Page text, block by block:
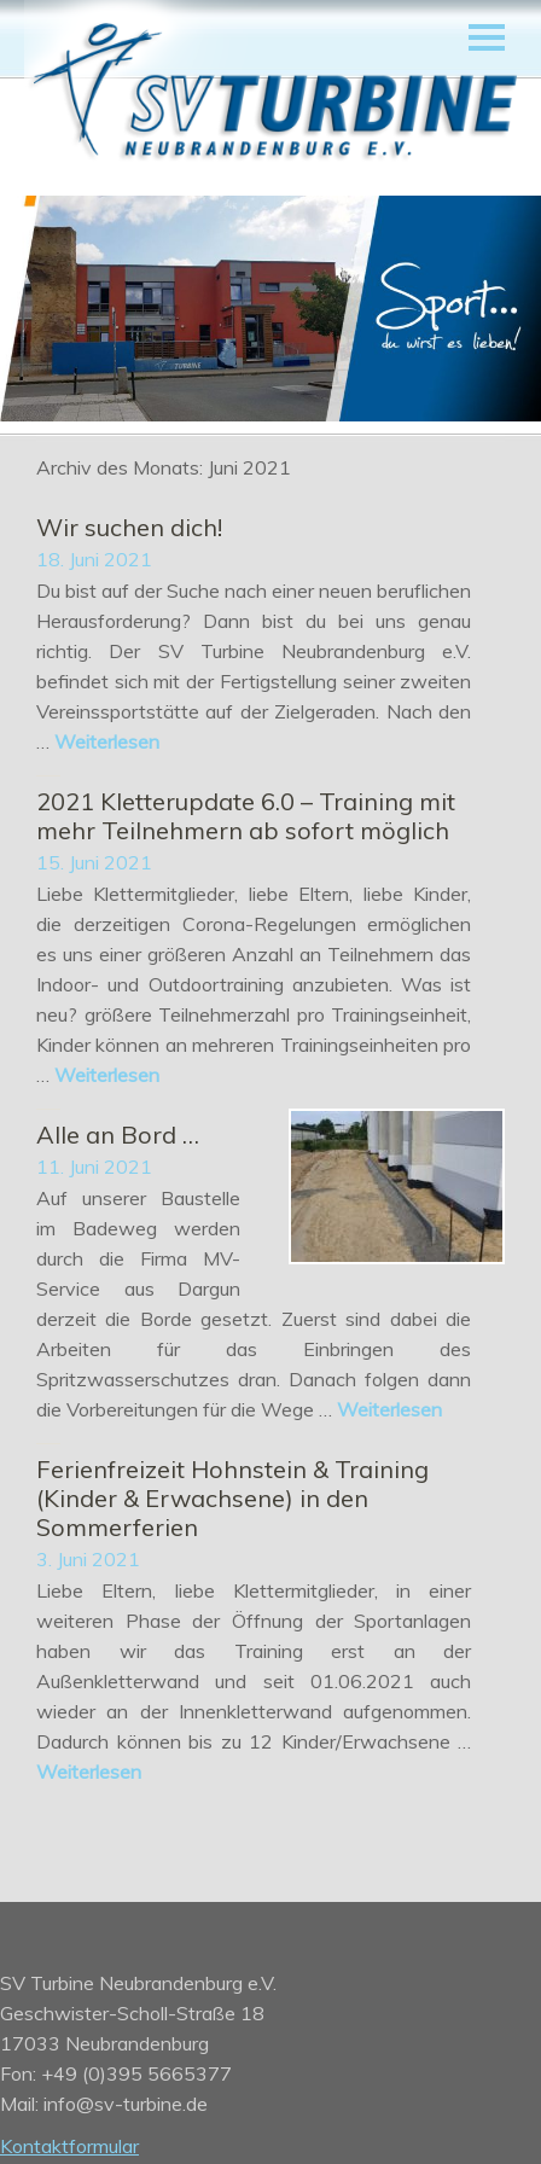
Archiv des Monats: Juni 2021
Wir suchen dich!
18. Juni 2021
Du bist auf der Suche nach einer neuen beruflichen
Herausforderung? Dann bist du bei uns genau
richtig. Der SV Turbine Neubrandenburg e.V.
befindet sich mit der Fertigstellung seiner zweiten
Vereinssportstätte auf der Zielgeraden. Nach den
… Weiterlesen
2021 Kletterupdate 6.0 – Training mit
mehr Teilnehmern ab sofort möglich
15. Juni 2021
Liebe Klettermitglieder, liebe Eltern, liebe Kinder,
die derzeitigen Corona-Regelungen ermöglichen
es uns einer größeren Anzahl an Teilnehmern das
Indoor- und Outdoortraining anzubieten. Was ist
neu? größere Teilnehmerzahl pro Trainingseinheit,
Kinder können an mehreren Trainingseinheiten pro
… Weiterlesen
Alle an Bord …
11. Juni 2021
Auf unserer Baustelle
im Badeweg werden
durch die Firma MV-
Service aus Dargun
derzeit die Borde gesetzt. Zuerst sind dabei die
Arbeiten für das Einbringen des
Spritzwasserschutzes dran. Danach folgen dann
die Vorbereitungen für die Wege … Weiterlesen
Ferienfreizeit Hohnstein & Training
(Kinder & Erwachsene) in den
Sommerferien
3. Juni 2021
Liebe Eltern, liebe Klettermitglieder, in einer
weiteren Phase der Öffnung der Sportanlagen
haben wir das Training erst an der
Außenkletterwand und seit 01.06.2021 auch
wieder an der Innenkletterwand aufgenommen.
Dadurch können bis zu 12 Kinder/Erwachsene …
Weiterlesen
SV Turbine Neubrandenburg e.V.
Geschwister-Scholl-Straße 18
17033 Neubrandenburg
Fon: +49 (0)395 5665377
Mail: info@sv-turbine.de
Kontaktformular